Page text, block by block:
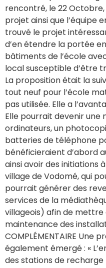
rencontré, le 22
projet ainsi que l’équipe
trouvé le projet
d’en étendre la portée
bâtiments de l’école
local susceptible d’être
La proposition était la
tout neuf pour l’école
pas utilisée. Elle a
Elle pourrait devenir une
ordinateurs, un
batteries de téléphone
bénéficieraient d’abord
ainsi avoir des initiations
village de Vodomé, qui
pourrait générer des
services de la
villageois) afin de mettre
maintenance des
COMPLÉMENTAIRE
également émergé : «
des stations de recharge